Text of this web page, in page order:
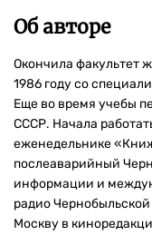
Об авторе
Окончила факультет
1986 году со
Еще во время учебы
СССР. Начала
еженедельнике
послеаварийный
информации и
радио
Москву в